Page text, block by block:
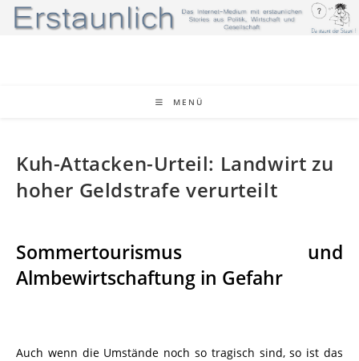
Zum
Inhalt
MENÜ
Kuh-Attacken-Urteil: Landwirt zu
hoher Geldstrafe verurteilt
Sommertourismus und
Almbewirtschaftung in Gefahr
Auch wenn die Umstände noch so tragisch sind, so ist das